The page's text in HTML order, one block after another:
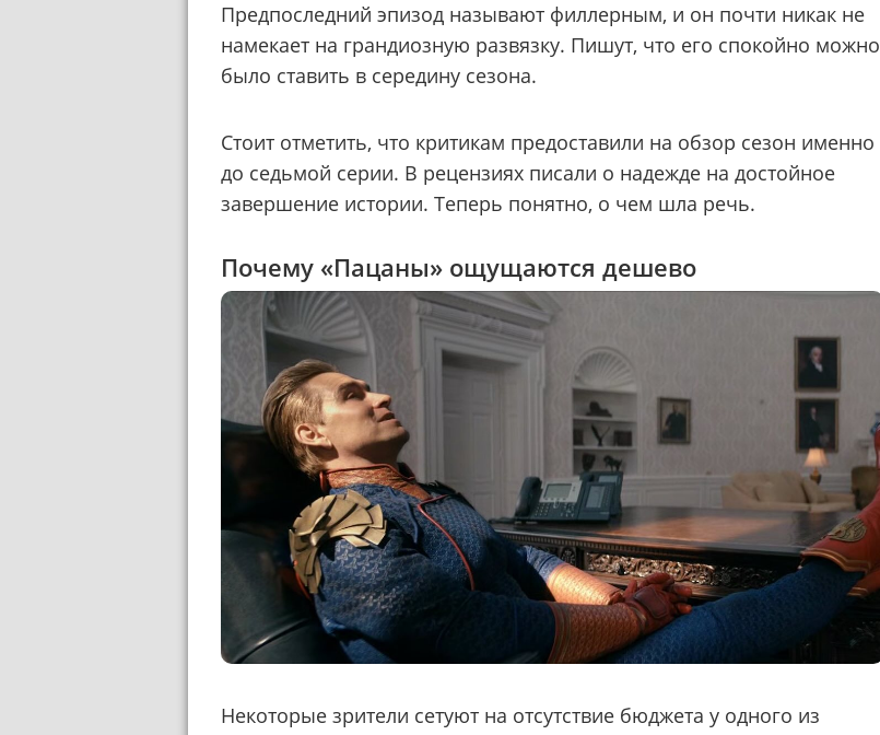
Предпоследний эпизод называют филлерным, и он почти никак не
намекает на грандиозную развязку. Пишут, что его спокойно можно
было ставить в середину сезона.
Стоит отметить, что критикам предоставили на обзор сезон именно
до седьмой серии. В рецензиях писали о надежде на достойное
завершение истории. Теперь понятно, о чем шла речь.
Почему «Пацаны» ощущаются дешево
Некоторые зрители сетуют на отсутствие бюджета у одного из